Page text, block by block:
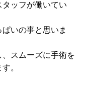
ッフが働いてい
いの事と思いま
スムーズに手術を
。